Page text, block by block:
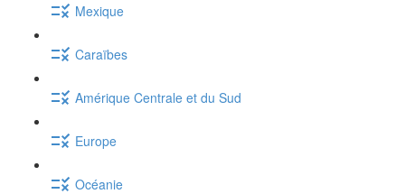
Mexique
Caraïbes
Amérique Centrale et du Sud
Europe
Océanie